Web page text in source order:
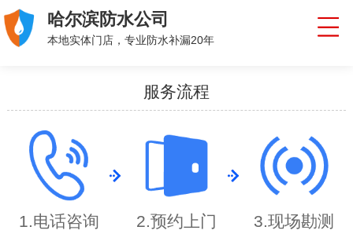
哈尔滨防水公司
本地实体门店，专业防水补漏20年
服务流程
1.电话咨询 2.预约上门 3.现场勘测